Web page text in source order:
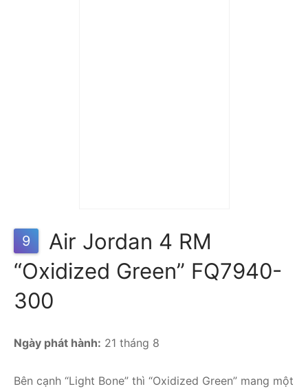
2.490.000₫
9
Air Jordan 4 RM
“Oxidized Green” FQ7940-
300
Ngày phát hành: 21 tháng 8
Bên cạnh “Light Bone” thì “Oxidized Green” mang một